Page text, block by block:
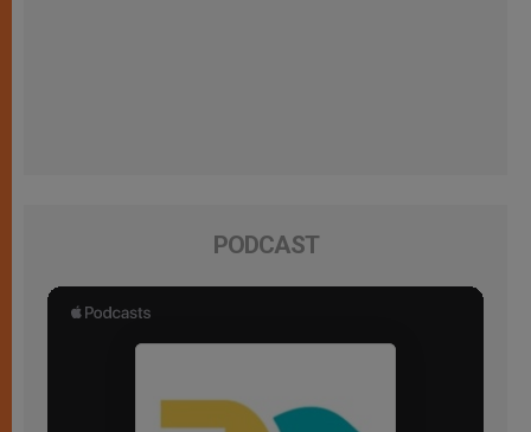
PODCAST